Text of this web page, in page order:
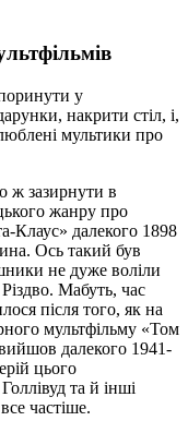
у
накрити стіл, і,
мультики про
ж зазирнути в
жанру про
Клаус» далекого 1898
Ось такий був
не дуже воліли
Мабуть, час
після того, як на
мультфільму «Том
далекого 1941-
цього
та й інші
частіше.